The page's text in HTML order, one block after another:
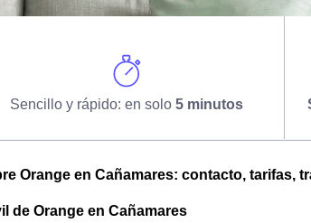
Sencillo y rápido: en solo 5 minutos
Orange en Cañamares: contacto, tarifas,
de Orange en Cañamares